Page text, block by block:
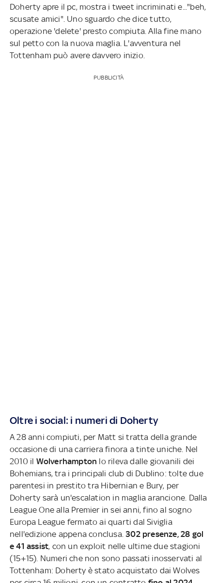
Doherty apre il pc, mostra i tweet incriminati e..."beh,
scusate amici". Uno sguardo che dice tutto,
operazione 'delete' presto compiuta. Alla fine mano
sul petto con la nuova maglia. L'avventura nel
Tottenham può avere davvero inizio.
PUBBLICITÀ
Oltre i social: i numeri di Doherty
A 28 anni compiuti, per Matt si tratta della grande
occasione di una carriera finora a tinte uniche. Nel
2010 il Wolverhampton lo rileva dalle giovanili dei
Bohemians, tra i principali club di Dublino: tolte due
parentesi in prestito tra Hibernian e Bury, per
Doherty sarà un'escalation in maglia arancione. Dalla
League One alla Premier in sei anni, fino al sogno
Europa League fermato ai quarti dal Siviglia
nell'edizione appena conclusa.302 presenze, 28 gol
e 41 assist, con un exploit nelle ultime due stagioni
(15+15). Numeri che non sono passati inosservati al
Tottenham: Doherty è stato acquistato dai Wolves